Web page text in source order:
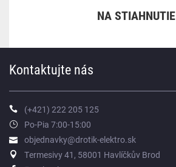
NA STIAHNUTIE
Kontaktujte nás
(+421) 222 205 125
Po-Pia 7:00-15:00
objednavky@drotik-elektro.sk
Termesivy 41, 58001 Havlíčkův Brod